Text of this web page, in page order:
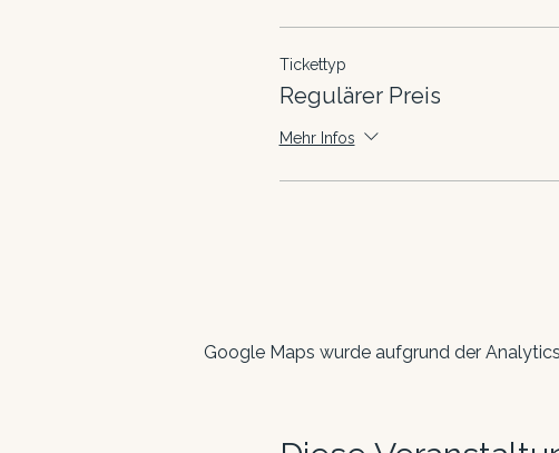
Tickettyp
Regulärer Preis
Mehr Infos
Google Maps wurde aufgrund der